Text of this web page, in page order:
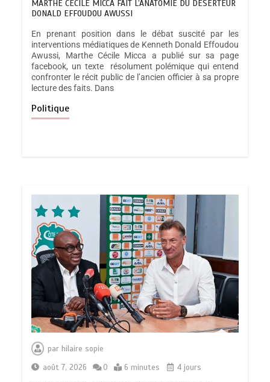
MARTHE CECILE MICCA FAIT L’ANATOMIE DU DÉSERTEUR
DONALD EFFOUDOU AWUSSI
En prenant position dans le débat suscité par les
interventions médiatiques de Kenneth Donald Effoudou
Awussi, Marthe Cécile Micca a publié sur sa page
facebook, un texte résolument polémique qui entend
confronter le récit public de l’ancien officier à sa propre
lecture des faits. Dans
Politique
parhilaire sopie
août 7, 2026
0 6 minutes 4 jours